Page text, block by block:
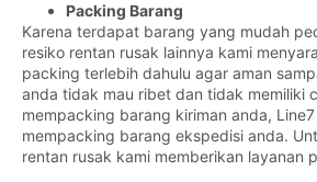
Packing Barang
Karena terdapat barang yang mudah
resiko rentan rusak lainnya kami
packing terlebih dahulu agar aman
anda tidak mau ribet dan tidak memiliki
mempacking barang kiriman anda,
mempacking barang ekspedisi anda.
rentan rusak kami memberikan layanan